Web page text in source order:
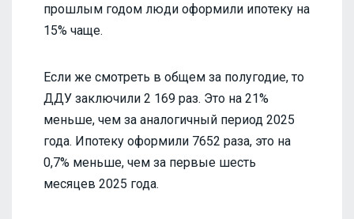
прошлым годом люди оформили ипотеку на
15% чаще.
Если же смотреть в общем за полугодие, то
ДДУ заключили 2 169 раз. Это на 21%
меньше, чем за аналогичный период 2025
года. Ипотеку оформили 7652 раза, это на
0,7% меньше, чем за первые шесть
месяцев 2025 года.